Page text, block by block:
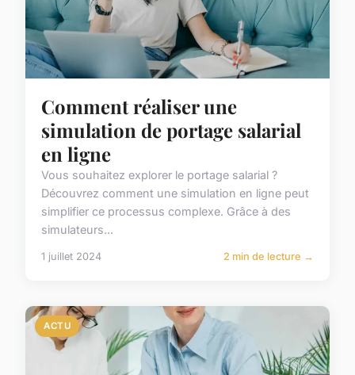
Comment réaliser une
simulation de portage salarial
en ligne
Vous souhaitez explorer le portage salarial ?
Découvrez comment une simulation en ligne peut
simplifier ce processus complexe. Grâce à des
simulateurs...
1 juillet 2024 2 min de lecture →
ACTU